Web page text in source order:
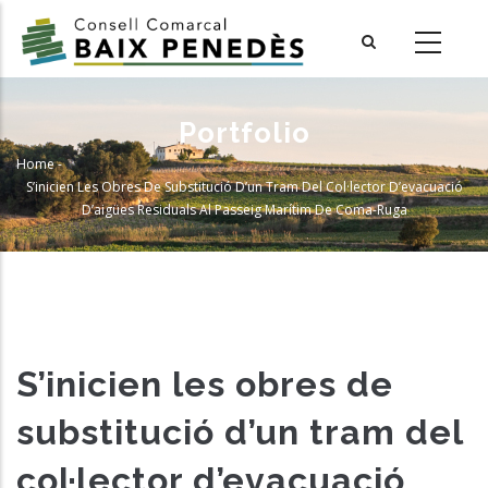
main
Portfolio
Breadcrumb
Home-
S’inicien Les Obres De Substitució D’un Tram Del Col·lector D’evacuació
D’aigües Residuals Al Passeig Marítim De Coma-Ruga
S’inicien les obres de
substitució d’un tram del
col·lector d’evacuació